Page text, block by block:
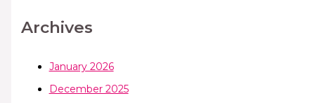
Archives
January 2026
December 2025